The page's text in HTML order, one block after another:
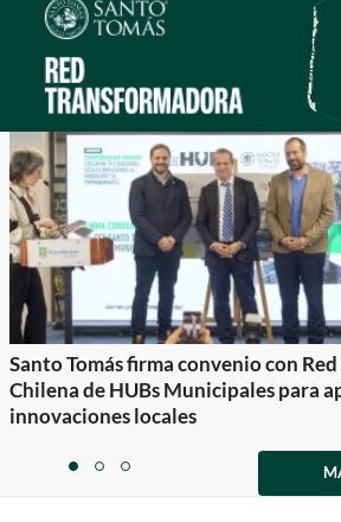
Santo Tomás firma convenio con Red
Chilena de HUBs Municipales para
innovaciones locales
itemitemitem